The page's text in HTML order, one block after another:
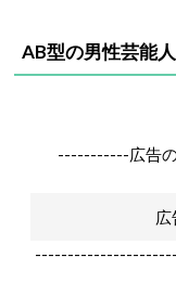
AB型の男性芸能
-----------広告
広